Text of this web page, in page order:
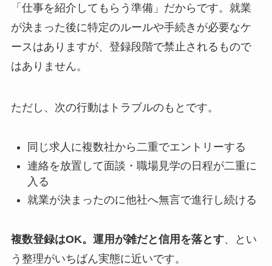
「仕事を紹介してもらう準備」だからです。就業
が決まった後に特定のルールや手続きが必要なケ
ースはありますが、登録段階で禁止されるもので
はありません。
ただし、次の行動はトラブルのもとです。
同じ求人に複数社から二重でエントリーする
連絡を放置して面談・職場見学の日程が二重に
入る
就業が決まったのに他社へ無言で進行し続ける
複数登録はOK。運用が雑だと信用を落とす、とい
う整理がいちばん実態に近いです。